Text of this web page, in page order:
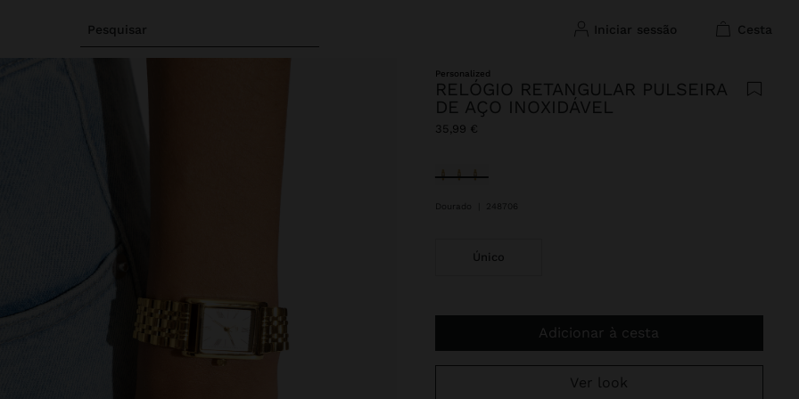
Pesquisar iniciar sessão cesta
Personalized
RELÓGIO RETANGULAR PULSEIRA
DE AÇO INOXIDÁVEL
35,99 €
Selecionado
Dourado 248706
Único
Adicionar à cesta
Ver look